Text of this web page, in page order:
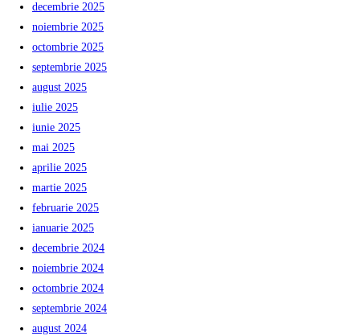
decembrie 2025
noiembrie 2025
octombrie 2025
septembrie 2025
august 2025
iulie 2025
iunie 2025
mai 2025
aprilie 2025
martie 2025
februarie 2025
ianuarie 2025
decembrie 2024
noiembrie 2024
octombrie 2024
septembrie 2024
august 2024